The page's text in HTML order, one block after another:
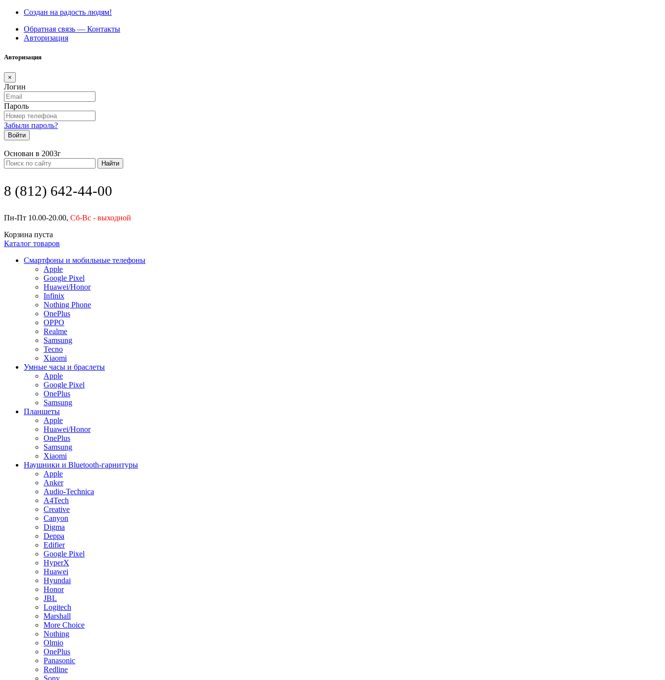
Создан на радость людям!
Обратная связь — Контакты
Авторизация
Авторизация
×
Логин
Пароль
Забыли пароль?
Войти
Основан в 2003г
Найти
8 (812) 642-44-00
Пн-Пт 10.00-20.00, Сб-Вс - выходной
Корзина пуста
Каталог товаров
Смартфоны и мобильные телефоны
Apple
Google Pixel
Huawei/Honor
Infinix
Nothing Phone
OnePlus
OPPO
Realme
Samsung
Tecno
Xiaomi
Умные часы и браслеты
Apple
Google Pixel
OnePlus
Samsung
Планшеты
Apple
Huawei/Honor
OnePlus
Samsung
Xiaomi
Наушники и Bluetooth-гарнитуры
Apple
Anker
Audio-Technica
A4Tech
Creative
Canyon
Digma
Deppa
Edifier
Google Pixel
HyperX
Huawei
Hyundai
Honor
JBL
Logitech
Marshall
More Choice
Nothing
Olmio
OnePlus
Panasonic
Redline